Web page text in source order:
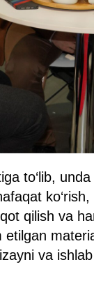
to‘lib,
qilish va
etilgan
va